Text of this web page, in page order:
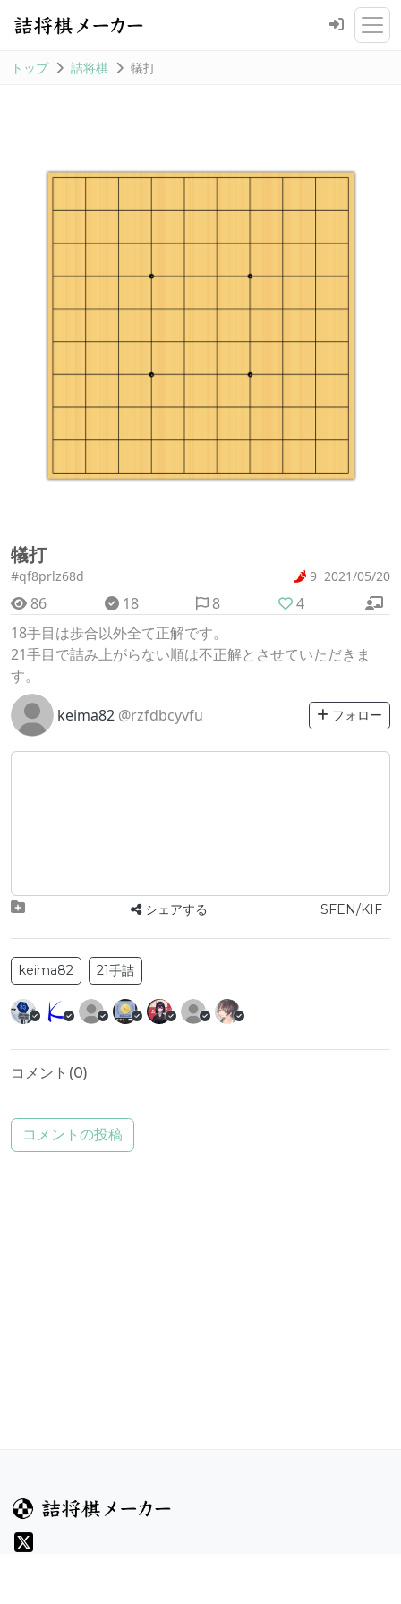
トップ 詰将棋 犠打
犠打
#qf8prlz68d 9 2021/05/20
86 18 8
4
18手目は歩合以外全て正解です。
21手目で詰み上がらない順は不正解とさせていただきま
す。
keima82 @rzfdbcyvfu フォロー
シェアする SFEN/KIF
keima82 21手詰
コメント(0)
コメントの投稿